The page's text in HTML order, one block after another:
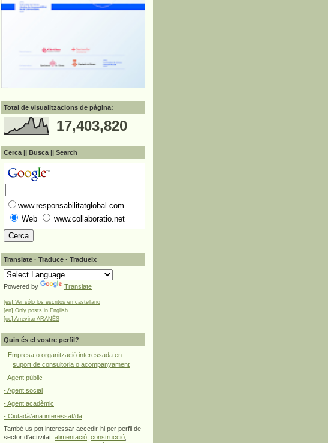
Total de visualitzacions de pàgina:
17,403,820
Cerca || Busca || Search
www.responsabilitatglobal.com
Web
www.collaboratio.net
Translate · Traduce · Tradueix
Powered by Translate
[es] Ver sólo los escritos en castellano
[en] Only posts in English
[oc] Arrevirar ARANÉS
Quin és el vostre perfil?
- Empresa o organització interessada en
suport de consultoria o acompanyament
- Agent públic
- Agent social
- Agent acadèmic
- Ciutadà/ana interessat/da
També us pot interessar accedir-hi per perfil de
sector d'activitat: alimentació construcció